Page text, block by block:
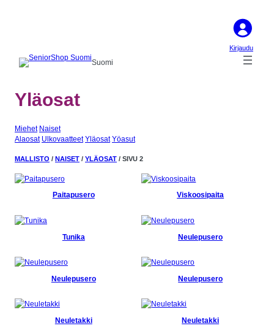
Suomi
Kirjaudu
Yläosat
Miehet Naiset
Alaosat Ulkovaatteet Yläosat Yöasut
MALLISTO / NAISET / YLÄOSAT / SIVU 2
Paitapusero Viskoosipaita
Tunika Neulepusero
Neulepusero Neulepusero
Neuletakki Neuletakki